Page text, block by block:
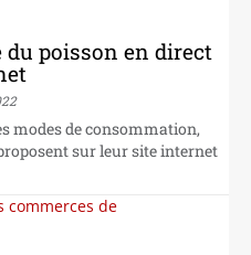
du poisson en direct
modes de consommation,
sur leur site internet